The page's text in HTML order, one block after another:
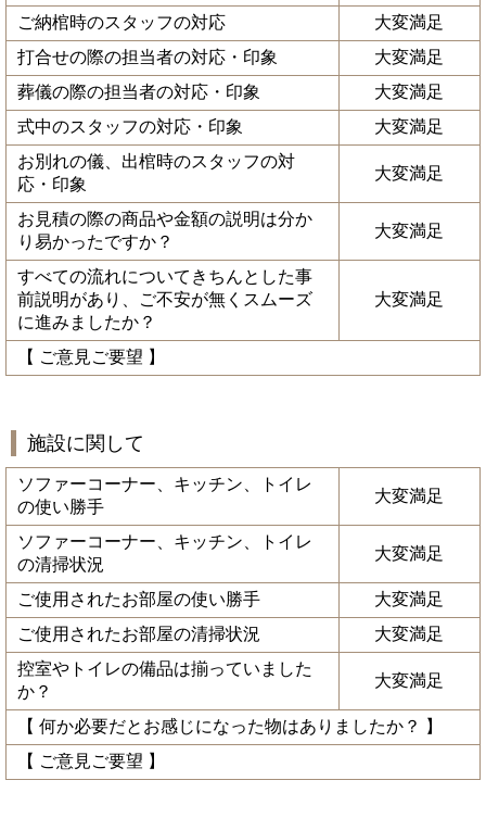
ご納棺時のスタッフの対応
大変満足
打合せの際の担当者の対応・印象
大変満足
葬儀の際の担当者の対応・印象
大変満足
式中のスタッフの対応・印象
大変満足
お別れの儀、出棺時のスタッフの対
応・印象
大変満足
お見積の際の商品や金額の説明は分か
り易かったですか？
大変満足
すべての流れについてきちんとした事
前説明があり、ご不安が無くスムーズ
に進みましたか？
大変満足
【 ご意見ご要望 】
施設に関して
ソファーコーナー、キッチン、トイレ
の使い勝手
大変満足
ソファーコーナー、キッチン、トイレ
の清掃状況
大変満足
ご使用されたお部屋の使い勝手
大変満足
ご使用されたお部屋の清掃状況
大変満足
控室やトイレの備品は揃っていました
か？
大変満足
【 何か必要だとお感じになった物はありましたか？ 】
【 ご意見ご要望 】